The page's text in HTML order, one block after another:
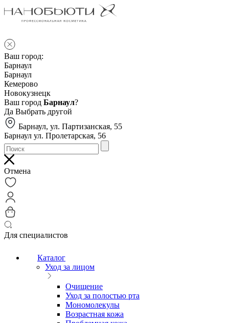
Ваш город:
Барнаул
Барнаул
Кемерово
Новокузнецк
Ваш город Барнаул?
Да Выбрать другой
Барнаул, ул. Партизанская, 55
Барнаул ул. Пролетарская, 56
Отмена
Для специалистов
Каталог
Уход за лицом
Очищение
Уход за полостью рта
Мономолекулы
Возрастная кожа